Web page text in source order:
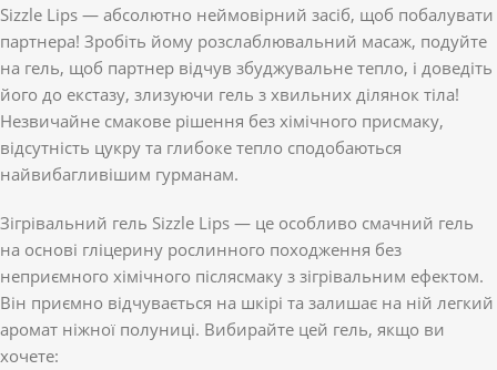
Sizzle Lips — абсолютно неймовірний засіб, щоб побалувати
партнера! Зробіть йому розслаблювальний масаж, подуйте
на гель, щоб партнер відчув збуджувальне тепло, і доведіть
його до екстазу, злизуючи гель з хвильних ділянок тіла!
Незвичайне смакове рішення без хімічного присмаку,
відсутність цукру та глибоке тепло сподобаються
найвибагливішим гурманам.
Зігрівальний гель Sizzle Lips — це особливо смачний гель
на основі гліцерину рослинного походження без
неприємного хімічного післясмаку з зігрівальним ефектом.
Він приємно відчувається на шкірі та залишає на ній легкий
аромат ніжної полуниці. Вибирайте цей гель, якщо ви
хочете: